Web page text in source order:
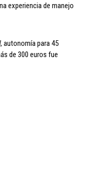
experiencia de manejo
autonomía para 45
de 300 euros fue